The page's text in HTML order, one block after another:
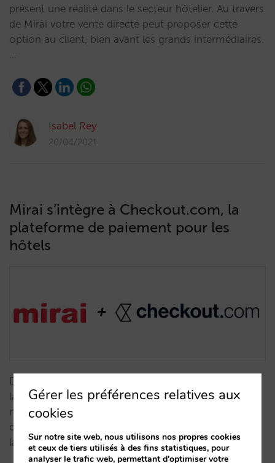
présent une réalité dans le secteur hôtelier. Au travers
de Mirai votre vente directe peut proposer cette
option au client, bien avant les grands intermédiaires.
…
Isabel Rey
20/04/2021
Mirai s’intègre à Checkout.com, la
plateforme de paiement pour les
hôtels
Désormais, les clients de Mirai peuvent bénéficier de
la connexion mise en place avec Checkout, de
manière à répondre à tous les besoins
d’encaissement de la vente directe qui découlent de
la réglementation PSD2.…
Gérer les préférences relatives aux
cookies
Sur notre site web, nous utilisons nos propres cookies
et ceux de tiers utilisés à des fins statistiques, pour
analyser le trafic web, permettant d'optimiser votre